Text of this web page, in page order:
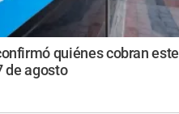
quiénes cobran este
de agosto